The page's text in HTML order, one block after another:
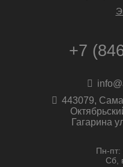
+7
443079,
Гагарина
Пн-пт:
Сб,